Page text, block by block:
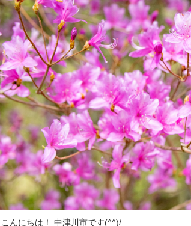
こんにちは！ 中津川市です(^^)/